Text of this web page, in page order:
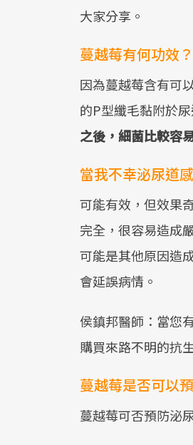
大家分享。
蔓越莓有何功效？
因為蔓越莓含有可
的P型纖毛黏附於
之後，細菌比較容
當我不幸泌尿道
可能有效，但效果
完全，很容易造成
可能是其他原因造
會延誤病情。
侯鎮邦醫師：當您
購買來路不明的抗
蔓越莓是否可以
蔓越莓可否預防泌